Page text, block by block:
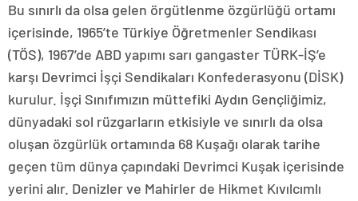
Bu sınırlı da olsa gelen örgütlenme özgürlüğü ortamı
içerisinde, 1965’te Türkiye Öğretmenler Sendikası
(TÖS), 1967’de ABD yapımı sarı gangaster TÜRK-İŞ’e
karşı Devrimci İşçi Sendikaları Konfederasyonu (DİSK)
kurulur. İşçi Sınıfımızın müttefiki Aydın Gençliğimiz,
dünyadaki sol rüzgarların etkisiyle ve sınırlı da olsa
oluşan özgürlük ortamında 68 Kuşağı olarak tarihe
geçen tüm dünya çapındaki Devrimci Kuşak içerisinde
yerini alır. Denizler ve Mahirler de Hikmet Kıvılcımlı